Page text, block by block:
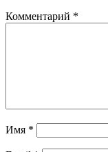
Комментарий *
Имя *